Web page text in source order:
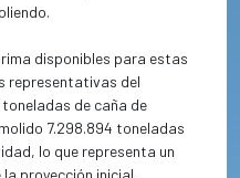
disponibles para estas
representativas del
de caña de
7.298.894 toneladas
lo que representa un